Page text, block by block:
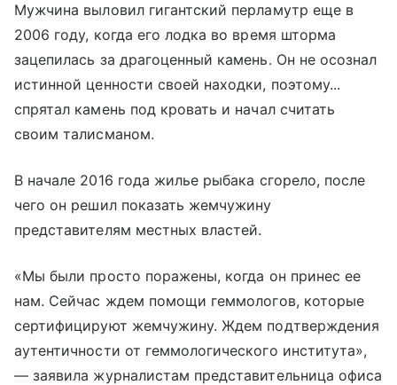
Мужчина выловил гигантский перламутр еще в
2006 году, когда его лодка во время шторма
зацепилась за драгоценный камень. Он не осознал
истинной ценности своей находки, поэтому...
спрятал камень под кровать и начал считать
своим талисманом.
В начале 2016 года жилье рыбака сгорело, после
чего он решил показать жемчужину
представителям местных властей.
«Мы были просто поражены, когда он принес ее
нам. Сейчас ждем помощи геммологов, которые
сертифицируют жемчужину. Ждем подтверждения
аутентичности от геммологического института»,
— заявила журналистам представительница офиса